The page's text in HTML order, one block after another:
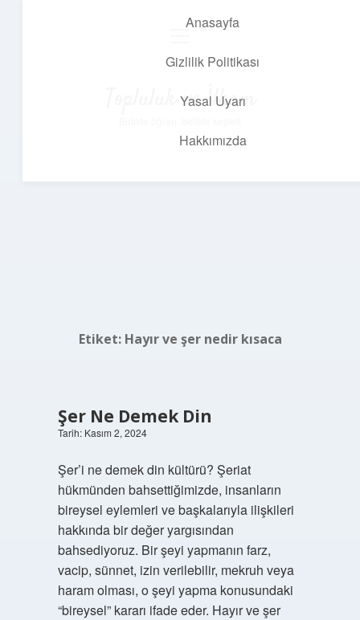
Anasayfa
Gizlilik Politikası
Yasal Uyarı
Hakkımızda
Topluluk ve İlham
Etiket: Hayır ve şer nedir kısaca
Şer Ne Demek Din
Tarih: Kasım 2, 2024
Şer’i ne demek din kültürü? Şeriat
hükmünden bahsettiğimizde, insanların
bireysel eylemleri ve başkalarıyla ilişkileri
hakkında bir değer yargısından
bahsediyoruz. Bir şeyi yapmanın farz,
vacip, sünnet, izin verilebilir, mekruh veya
haram olması, o şeyi yapma konusundaki
“bireysel” kararı ifade eder. Hayır ve şer